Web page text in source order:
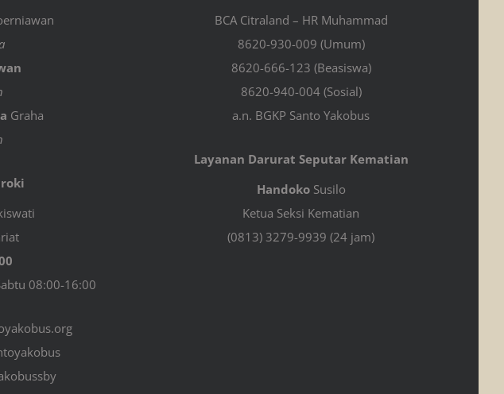
Graha
08:00-16:00
BCA Citraland – HR Muhammad
8620-930-009 (Umum)
8620-666-123 (Beasiswa)
8620-940-004 (Sosial)
a.n. BGKP Santo Yakobus
Layanan Darurat Seputar Kematian
HandokoSusilo
Ketua Seksi Kematian
(0813) 3279-9939 (24 jam)